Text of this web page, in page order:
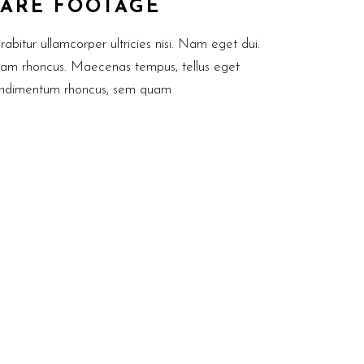
FOOTAGE
ullamcorper ultricies nisi. Nam eget dui.
rhoncus. Maecenas tempus, tellus eget
rhoncus, sem quam